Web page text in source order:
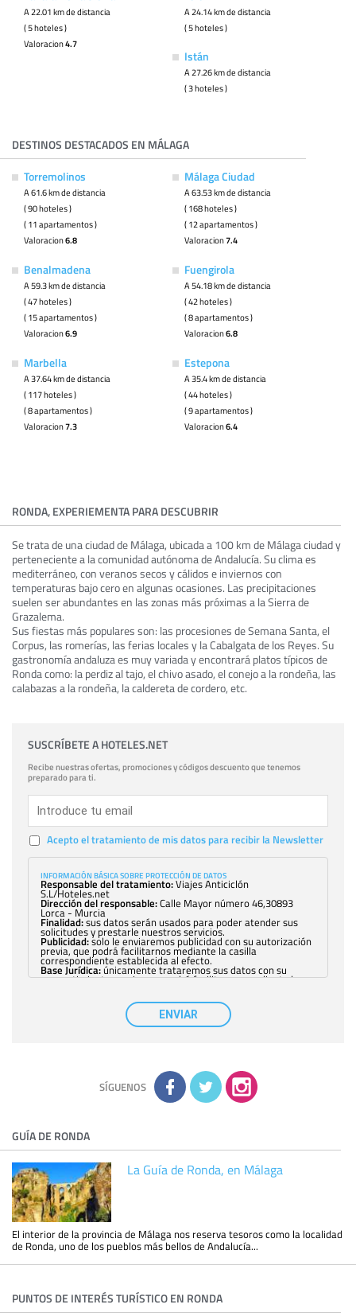
A 22.01 km de distancia
( 5 hoteles )
Valoracion4.7
A 24.14 km de distancia
( 5 hoteles )
Istán
A 27.26 km de distancia
( 3 hoteles )
DESTINOS DESTACADOS EN MÁLAGA
Torremolinos
A 61.6 km de distancia
( 90 hoteles )
( 11 apartamentos )
Valoracion6.8
Málaga Ciudad
A 63.53 km de distancia
( 168 hoteles )
( 12 apartamentos )
Valoracion7.4
Benalmadena
A 59.3 km de distancia
( 47 hoteles )
( 15 apartamentos )
Valoracion6.9
Fuengirola
A 54.18 km de distancia
( 42 hoteles )
( 8 apartamentos )
Valoracion6.8
Marbella
A 37.64 km de distancia
( 117 hoteles )
( 8 apartamentos )
Valoracion7.3
Estepona
A 35.4 km de distancia
( 44 hoteles )
( 9 apartamentos )
Valoracion6.4
RONDA, EXPERIEMENTA PARA DESCUBRIR
Se trata de una ciudad de Málaga, ubicada a 100 km de Málaga ciudad y
perteneciente a la comunidad autónoma de Andalucía. Su clima es
mediterráneo, con veranos secos y cálidos e inviernos con
temperaturas bajo cero en algunas ocasiones. Las precipitaciones
suelen ser abundantes en las zonas más próximas a la Sierra de
Grazalema.
Sus fiestas más populares son: las procesiones de Semana Santa, el
Corpus, las romerías, las ferias locales y la Cabalgata de los Reyes. Su
gastronomía andaluza es muy variada y encontrará platos típicos de
Ronda como: la perdiz al tajo, el chivo asado, el conejo a la rondeña, las
calabazas a la rondeña, la caldereta de cordero, etc.
SUSCRÍBETE A HOTELES.NET
Recibe nuestras ofertas, promociones y códigos descuento que tenemos
preparado para ti.
Acepto el tratamiento de mis datos para recibir la Newsletter
INFORMACIÓN BÁSICA SOBRE PROTECCIÓN DE DATOS
Responsable del tratamiento:Viajes Anticiclón
S.L/Hoteles.net
Dirección del responsable:Calle Mayor número 46,30893
Lorca - Murcia
Finalidad:sus datos serán usados para poder atender sus
solicitudes y prestarle nuestros servicios.
Publicidad:solo le enviaremos publicidad con su autorización
previa, que podrá facilitarnos mediante la casilla
correspondiente establecida al efecto.
Base Jurídica:únicamente trataremos sus datos con su
consentimiento previo, que podrá facilitarnos mediante la
con carácter general, sólo el personal de
nuestra entidad que esté debidamente autorizado podrá
tener conocimiento de la información que le pedimos. No se
comunicarán datos a terceros.
adicional y detallada sobre cómo tratamos sus datos en la
política de privacidad
ENVIAR
SÍGUENOS
GUÍA DE RONDA
La Guía de Ronda, en Málaga
El interior de la provincia de Málaga nos reserva tesoros como la localidad
de Ronda, uno de los pueblos más bellos de Andalucía...
PUNTOS DE INTERÉS TURÍSTICO EN RONDA